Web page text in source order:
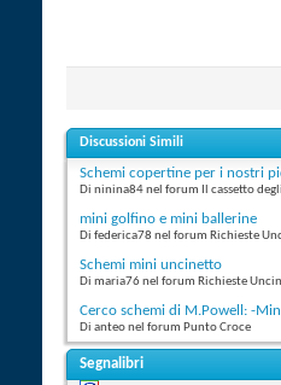
Discussioni Simili
Schemi copertine per i nostri
Di ninina84 nel forum Il cassetto
mini golfino e mini ballerine
Di federica78 nel forum Richieste
Schemi mini uncinetto
Di maria76 nel forum Richieste
Cerco schemi di M.Powell: -
Di anteo nel forum Punto Croce
Segnalibri